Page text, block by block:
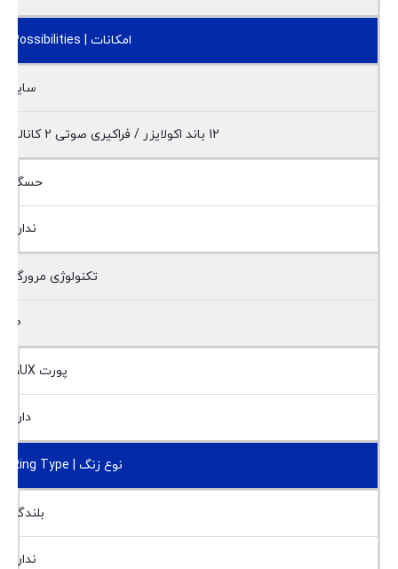
امکانات | Possibilities
سایر
12 باند اکولایزر / فراکیری صوتی 2 کاناله
حسگر
ندارد
تکنولوژی مرورگر
10
پورت AUX
دارد
نوع زنگ | Ring Type
بلندگو
ندارد